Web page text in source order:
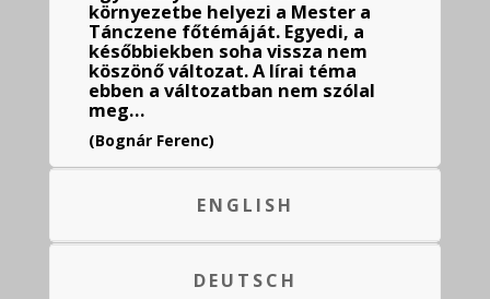
környezetbe helyezi a Mester a
Tánczene főtémáját. Egyedi, a
későbbiekben soha vissza nem
köszönő változat. A lírai téma
ebben a változatban nem szólal
meg…
(Bognár Ferenc)
ENGLISH
DEUTSCH